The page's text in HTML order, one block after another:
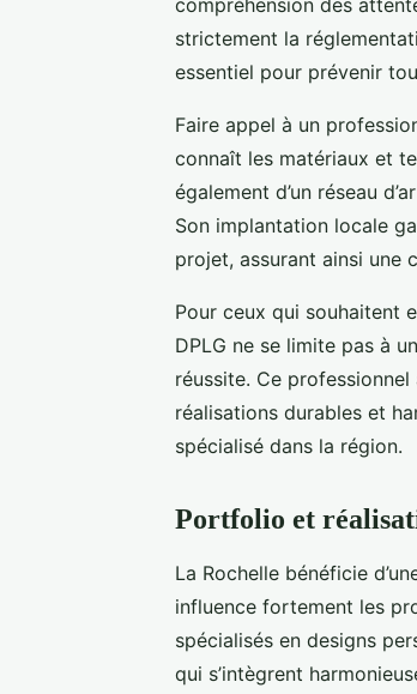
compréhension des
strictement la
essentiel pour prévenir
Faire appel à un
connaît les matériaux et
également d’un réseau
Son implantation locale
projet, assurant ainsi une
Pour ceux qui souhaitent
DPLG ne se limite pas à
réussite. Ce
réalisations durables et
spécialisé dans la région.
Portfolio et
La Rochelle bénéficie
influence fortement les
spécialisés en designs
qui s’intègrent